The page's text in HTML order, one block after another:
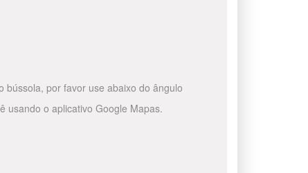
bússola, por favor use abaixo do ângulo
usando o aplicativo Google Mapas.